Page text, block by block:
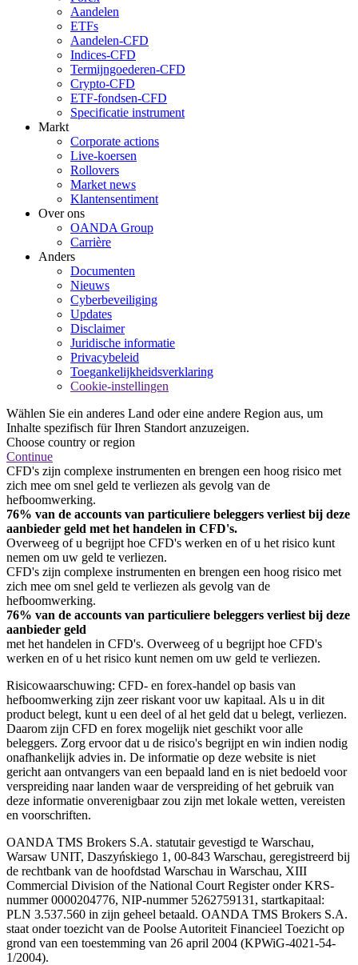
Aandelen
ETFs
Aandelen-CFD
Indices-CFD
Termijngoederen-CFD
Crypto-CFD
ETF-fondsen-CFD
Specificatie instrument
Markt
Corporate actions
Live-koersen
Rollovers
Market news
Klantensentiment
Over ons
OANDA Group
Carrière
Anders
Documenten
Nieuws
Cyberbeveiliging
Updates
Disclaimer
Juridische informatie
Privacybeleid
Toegankelijkheidsverklaring
Cookie-instellingen
Wählen Sie ein anderes Land oder eine andere Region aus, um
Inhalte spezifisch für Ihren Standort anzuzeigen.
Choose country or region
Continue
CFD's zijn complexe instrumenten en brengen een hoog risico met
zich mee om snel geld te verliezen als gevolg van de
hefboomwerking.
76% van de accounts van particuliere beleggers verliest bij deze
aanbieder geld met het handelen in CFD's.
Overweeg of u begrijpt hoe CFD's werken en of u het risico kunt
nemen om uw geld te verliezen.
CFD's zijn complexe instrumenten en brengen een hoog risico met
zich mee om snel geld te verliezen als gevolg van de
hefboomwerking.
76% van de accounts van particuliere beleggers verliest bij deze
aanbieder geld
met het handelen in CFD's. Overweeg of u begrijpt hoe CFD's
werken en of u het risico kunt nemen om uw geld te verliezen.
Risicowaarschuwing: CFD- en forex-handel op basis van
hefboomwerking zijn zeer riskant voor uw kapitaal. Als u in dit
product belegt, kunt u een deel of al het geld dat u belegt, verliezen.
Daarom zijn CFD en forex mogelijk niet geschikt voor alle
beleggers. Zorg ervoor dat u de risico's begrijpt en win indien nodig
onafhankelijk advies in. De informatie op deze website is niet
gericht aan ontvangers van een bepaald land en is niet bedoeld voor
verspreiding naar landen waar de verspreiding of het gebruik van
deze informatie onverenigbaar zou zijn met lokale wetten, vereisten
en voorschriften.
OANDA TMS Brokers S.A. statutair gevestigd te Warschau,
Warsaw UNIT, Daszyńskiego 1, 00-843 Warschau, geregistreerd bij
de rechtbank van de hoofdstad Warschau in Warschau, XIII
Commercial Division of the National Court Register onder KRS-
nummer 0000204776, NIP-nummer 5262759131, startkapitaal:
PLN 3.537.560 in zijn geheel betaald. OANDA TMS Brokers S.A.
staat onder toezicht van de Poolse Autoriteit Financieel Toezicht op
grond van een toestemming van 26 april 2004 (KPWiG-4021-54-
1/2004).